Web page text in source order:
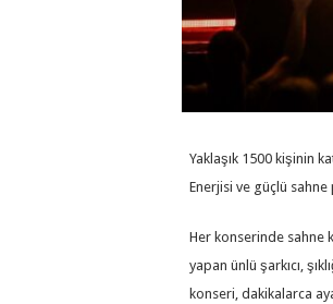
Yaklaşık 1500 kişinin
Enerjisi ve güçlü
Her konserinde sahne
yapan ünlü şarkıcı,
konseri, dakikalarca